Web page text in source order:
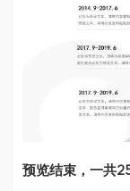
预览结束，一共